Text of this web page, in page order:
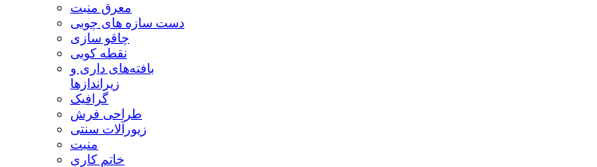
معرق منبت
دست سازه های چوبی
چاقو سازی
نقطه کوبی
بافته‌های داری و
زیراندازها
گرافیک
طراحی فرش
زیورآلات سنتی
منبت
خاتم کاری